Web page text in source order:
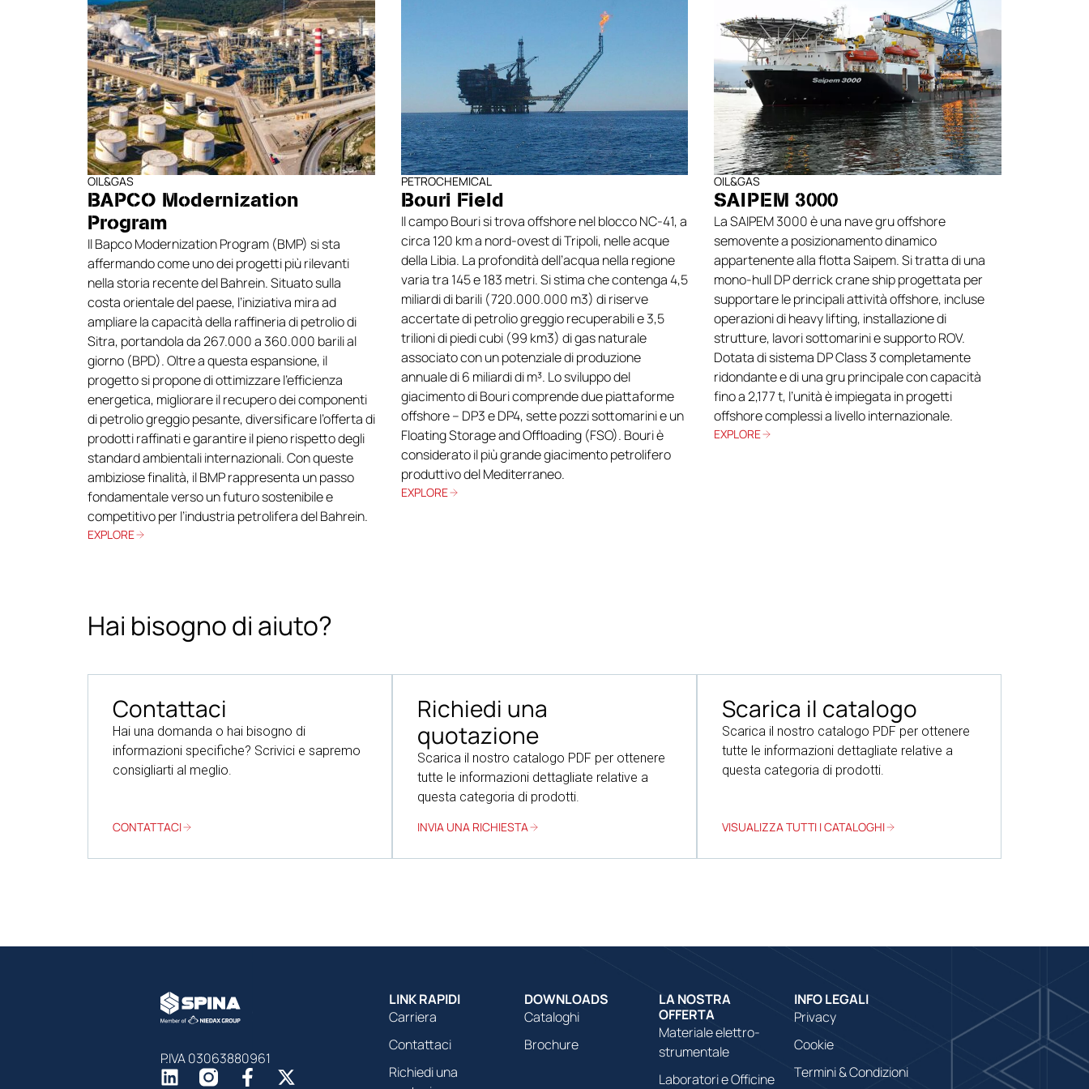
rigorosi standard di sicurezza, questi
quadri assicurano affidabilità e
prestazioni elevate in qualsiasi
applicazione sul campo.
soluzioni personalizzate per ogni
applicazione industriale.
OIL&GAS
BAPCO Modernization
Program
Il Bapco Modernization Program (BMP) si sta
affermando come uno dei progetti più rilevanti
nella storia recente del Bahrein. Situato sulla
costa orientale del paese, l’iniziativa mira ad
ampliare la capacità della raffineria di petrolio di
Sitra, portandola da 267.000 a 360.000 barili al
giorno (BPD). Oltre a questa espansione, il
progetto si propone di ottimizzare l’efficienza
energetica, migliorare il recupero dei componenti
di petrolio greggio pesante, diversificare l’offerta di
prodotti raffinati e garantire il pieno rispetto degli
standard ambientali internazionali. Con queste
ambiziose finalità, il BMP rappresenta un passo
fondamentale verso un futuro sostenibile e
competitivo per l’industria petrolifera del Bahrein.
EXPLORE
PETROCHEMICAL
Bouri Field
Il campo Bouri si trova offshore nel blocco NC-41, a
circa 120 km a nord-ovest di Tripoli, nelle acque
della Libia. La profondità dell’acqua nella regione
varia tra 145 e 183 metri. Si stima che contenga 4,5
miliardi di barili (720.000.000 m3) di riserve
accertate di petrolio greggio recuperabili e 3,5
trilioni di piedi cubi (99 km3) di gas naturale
associato con un potenziale di produzione
annuale di 6 miliardi di m³. Lo sviluppo del
giacimento di Bouri comprende due piattaforme
offshore – DP3 e DP4, sette pozzi sottomarini e un
Floating Storage and Offloading (FSO). Bouri è
considerato il più grande giacimento petrolifero
produttivo del Mediterraneo.
EXPLORE
OIL&GAS
SAIPEM 3000
La SAIPEM 3000 è una nave gru offshore
semovente a posizionamento dinamico
appartenente alla flotta Saipem. Si tratta di una
mono-hull DP derrick crane ship progettata per
supportare le principali attività offshore, incluse
operazioni di heavy lifting, installazione di
strutture, lavori sottomarini e supporto ROV.
Dotata di sistema DP Class 3 completamente
ridondante e di una gru principale con capacità
fino a 2,177 t, l’unità è impiegata in progetti
offshore complessi a livello internazionale.
EXPLORE
Hai bisogno di aiuto?
Contattaci
Hai una domanda o hai bisogno di
informazioni specifiche? Scrivici e sapremo
consigliarti al meglio.
CONTATTACI
Richiedi una
quotazione
Scarica il nostro catalogo PDF per ottenere
tutte le informazioni dettagliate relative a
questa categoria di prodotti.
INVIA UNA RICHIESTA
Scarica il catalogo
Scarica il nostro catalogo PDF per ottenere
tutte le informazioni dettagliate relative a
questa categoria di prodotti.
VISUALIZZA TUTTI I CATALOGHI
P.IVA 03063880961
LINK RAPIDI
Carriera
Contattaci
Richiedi una
DOWNLOADS
Cataloghi
Brochure
LA NOSTRA
OFFERTA
Materiale elettro-
strumentale
Laboratori e Officine
INFO LEGALI
Privacy
Cookie
Termini & Condizioni